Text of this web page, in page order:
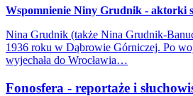
Wspomnienie Niny Grudnik - aktorki
Nina Grudnik (także Nina Grudnik-
1936 roku w Dąbrowie Górniczej. Po
wyjechała do Wrocławia…
Fonosfera - reportaże i